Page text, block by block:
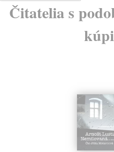
Čitatelia s